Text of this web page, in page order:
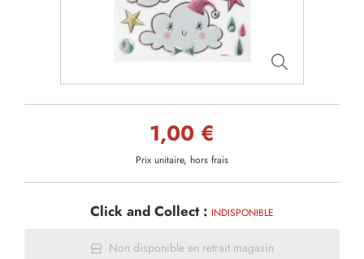
1,00 €
Prix unitaire, hors frais
Click and Collect : INDISPONIBLE
Non disponible en retrait magasin